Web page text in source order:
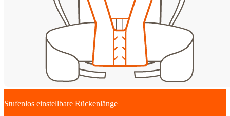
Stufenlos einstellbare Rückenlänge